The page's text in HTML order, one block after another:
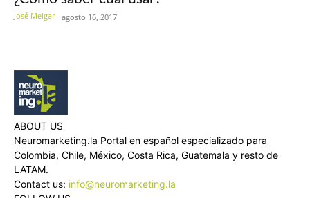
José Melgar - agosto 16, 2017
ABOUT US
Neuromarketing.la Portal en español especializado para
Colombia, Chile, México, Costa Rica, Guatemala y resto de
LATAM.
Contact us: info@neuromarketing.la